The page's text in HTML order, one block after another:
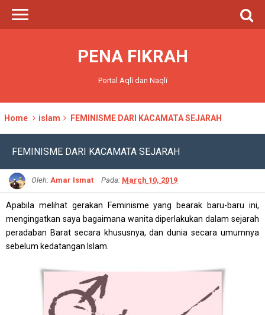
PENA FIKRAH
Portal Aqlī dan Naqlī
Home islam FEMINISME DARI KACAMATA SEJARAH
FEMINISME DARI KACAMATA SEJARAH
Oleh: Amar Ismat Pada: March 10, 2019
Apabila melihat gerakan Feminisme yang bearak baru-baru ini,
mengingatkan saya bagaimana wanita diperlakukan dalam sejarah
peradaban Barat secara khususnya, dan dunia secara umumnya
sebelum kedatangan Islam.